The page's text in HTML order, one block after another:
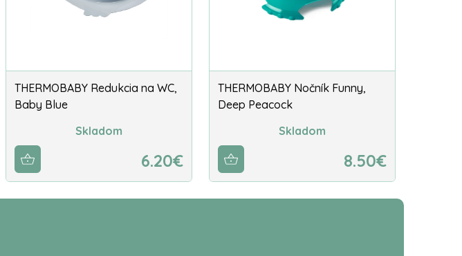
THERMOBABY Redukcia na WC,
Baby Blue
Skladom
6.20€
THERMOBABY Nočník Funny,
Deep Peacock
Skladom
8.50€